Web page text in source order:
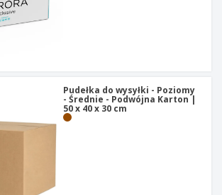
Pudełka do wysyłki - Poziomy
- Średnie - Podwójna Karton |
50 x 40 x 30 cm